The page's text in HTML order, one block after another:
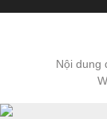
Nội dung